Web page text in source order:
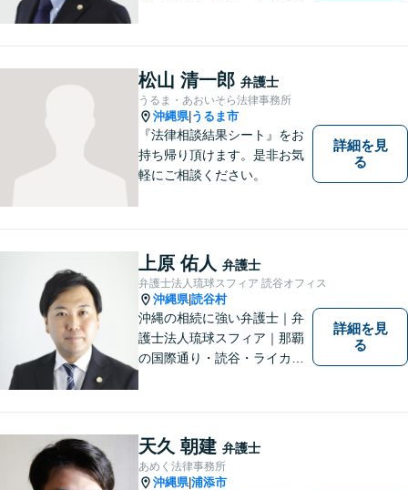
知識の習得を心がけるだけで
はなく、一社会人として相談
者の心に寄り添っていける弁
護士でありたいと思っていま
す。
松山 清一郎 弁護士
うるま・あおいそら法律事務所
沖縄県| うるま市
『法律相談結果シート』をお
持ち帰り頂けます。是非お気
軽にご相談ください。
詳細を見
る
上原 佑人 弁護士
弁護士法人琉球スフィア 読谷オフィス
沖縄県|読谷村
沖縄の相続に強い弁護士｜弁
護士法人琉球スフィア｜那覇
の国際通り・読谷・ライカム
相続無料相談を実施｜お気軽
にご連絡ください！
詳細を見
る
天久 朝建 弁護士
あめく法律事務所
沖縄県|浦添市